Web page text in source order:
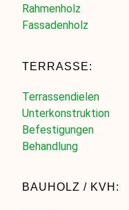
Rahmenholz
Fassadenholz
TERRASSE:
Terrassendielen
Unterkonstruktion
Befestigungen
Behandlung
BAUHOLZ / KVH: